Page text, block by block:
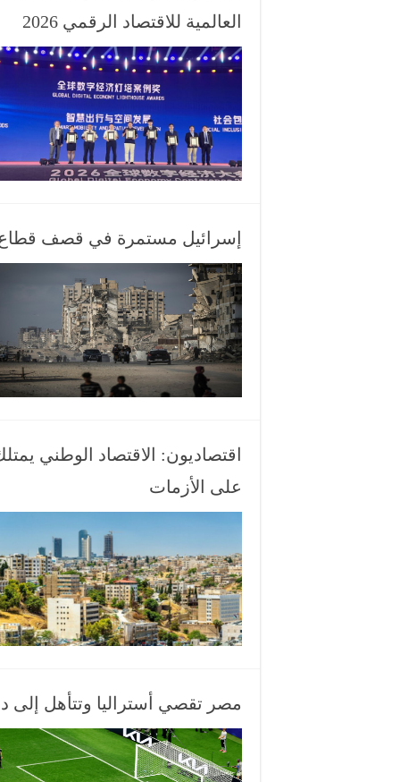
العالمية للاقتصاد الرقمي 2026
إسرائيل مستمرة في قصف قطاع
اقتصاديون: الاقتصاد الوطني
على الأزمات
مصر تقصي أستراليا وتتأهل إلى دور الـ16 في